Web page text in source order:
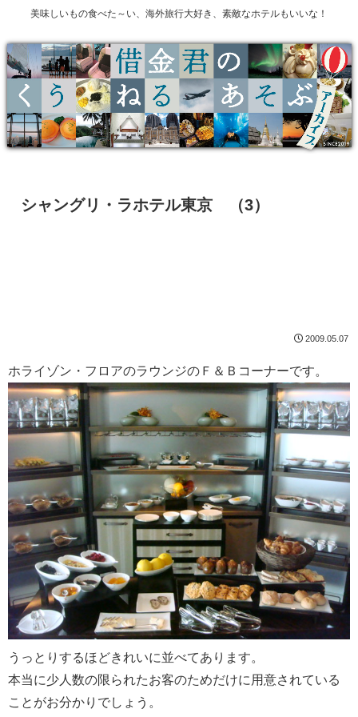
美味しいもの食べた～い、海外旅行大好き、素敵なホテルもいいな！
シャングリ・ラホテル東京 （3）
2009.05.07
ホライゾン・フロアのラウンジのＦ＆Ｂコーナーです。
うっとりするほどきれいに並べてあります。
本当に少人数の限られたお客のためだけに用意されている
ことがお分かりでしょう。